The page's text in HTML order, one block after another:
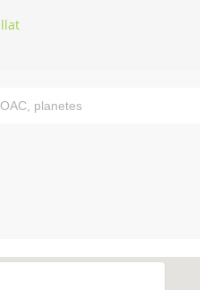
OAC, planetes